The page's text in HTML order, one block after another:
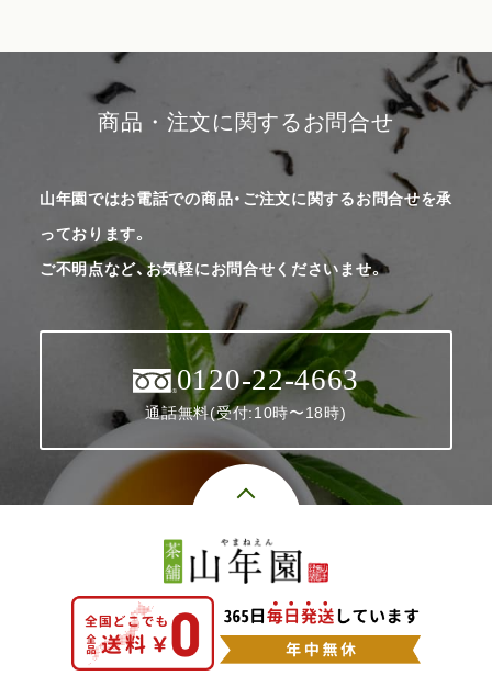
商品・注文に関するお問合せ
山年園ではお電話での商品・ご注文に関するお問合せを承
っております。
ご不明点など、お気軽にお問合せくださいませ。
0120-22-4663
通話無料(受付:10時〜18時)